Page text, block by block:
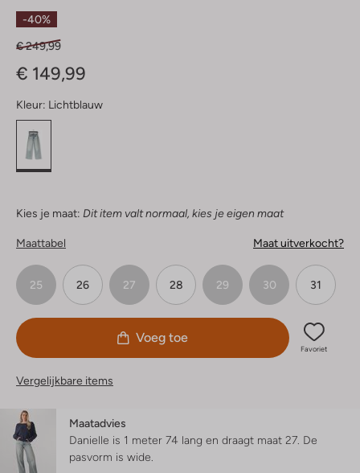
-40%
€ 249,99
€ 149,99
Kleur: Lichtblauw
Kies je maat: Dit item valt normaal, kies je eigen maat
Maattabel Maat uitverkocht?
25 26 27 28 29 30 31
Voeg toe
Favoriet
Vergelijkbare items
Maatadvies
Danielle is 1 meter 74 lang en draagt maat 27. De
pasvorm is wide